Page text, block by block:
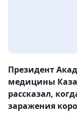
Президент
медицины
рассказал,
заражения